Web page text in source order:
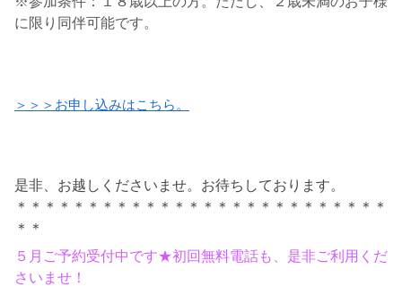
に限り同伴可能です。
＞＞＞お申し込みはこちら。
是非、お越しくださいませ。お待ちしております。
＊＊＊＊＊＊＊＊＊＊＊＊＊＊＊＊＊＊＊＊＊＊＊＊＊＊
＊＊
５月ご予約受付中です★初回無料電話も、是非ご利用くだ
さいませ！